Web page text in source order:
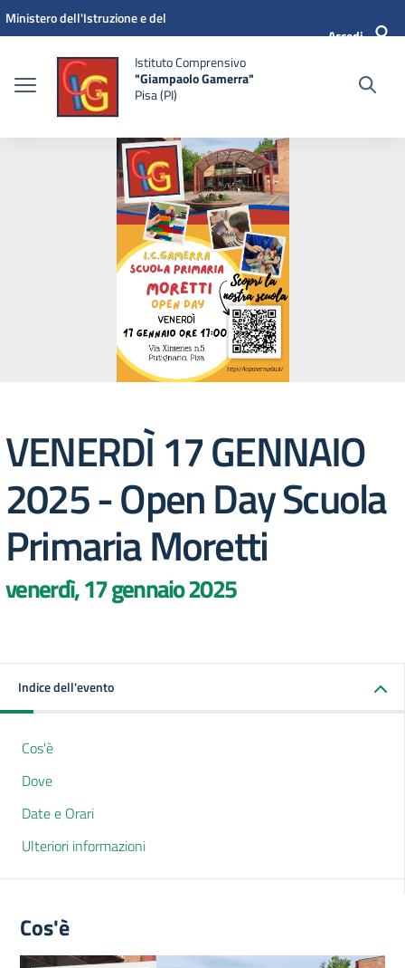
Vai ai contenuti
Vai al menu di navigazione
Vai al footer
Ministero dell'Istruzione e del
Accedi
Istituto Comprensivo
"Giampaolo Gamerra"
Pisa (PI)
VENERDÌ 17 GENNAIO
2025 - Open Day Scuola
Primaria Moretti
venerdì, 17 gennaio 2025
Indice dell'evento
Cos'è
Dove
Date e Orari
Ulteriori informazioni
Cos'è